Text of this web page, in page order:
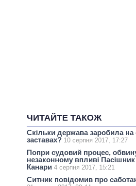
ЧИТАЙТЕ ТАКОЖ
Скільки держава заробила на
заставах? 10 серпня 2017, 17:27
Попри судовий процес,
незаконному впливі Пасішник
Канари 4 серпня 2017, 15:21
Ситник повідомив про